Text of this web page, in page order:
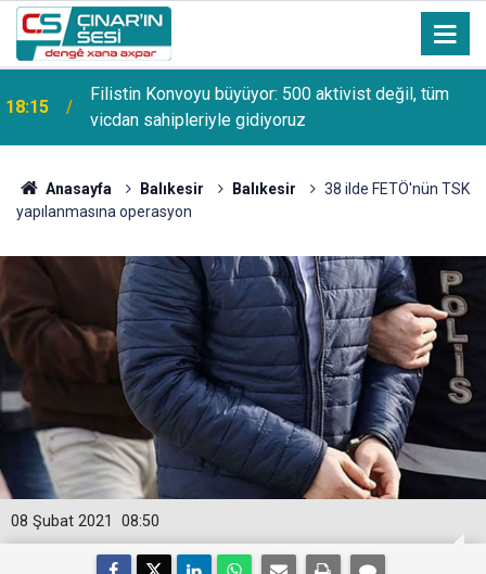
18:15
Filistin Konvoyu büyüyor: 500 aktivist değil, tüm
vicdan sahipleriyle gidiyoruz
Anasayfa Balıkesir Balıkesir
38 ilde FETÖ'nün TSK
yapılanmasına operasyon
08:50
08 Şubat 2021